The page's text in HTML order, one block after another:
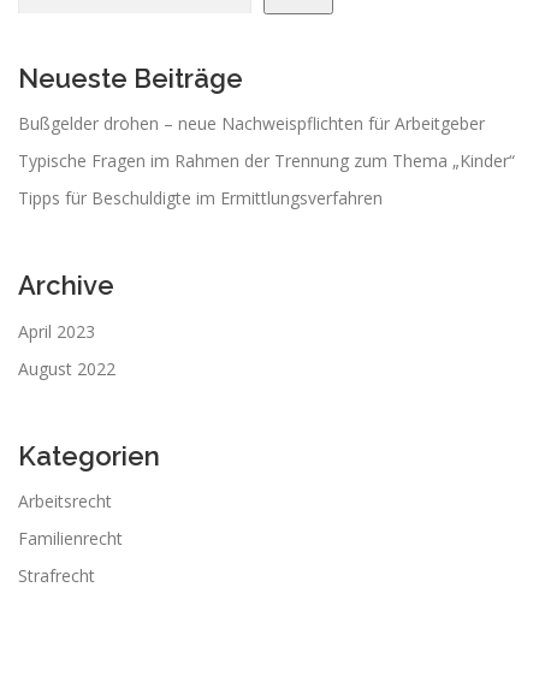
Neueste Beiträge
Bußgelder drohen – neue Nachweispflichten für Arbeitgeber
Typische Fragen im Rahmen der Trennung zum Thema „Kinder“
Tipps für Beschuldigte im Ermittlungsverfahren
Archive
April 2023
August 2022
Kategorien
Arbeitsrecht
Familienrecht
Strafrecht